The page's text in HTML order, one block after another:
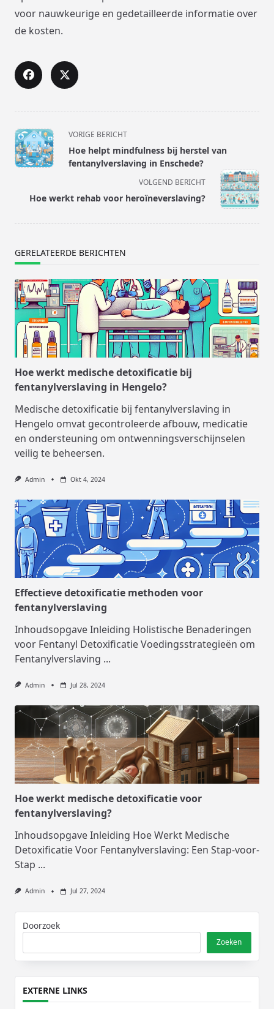
voor nauwkeurige en gedetailleerde informatie over
de kosten.
<span
class="nav-
subtitle
VORIGE BERICHT
Hoe helpt mindfulness bij herstel van
fentanylverslaving in Enschede?
VOLGEND BERICHT
Hoe werkt rehab voor heroïneverslaving?
GERELATEERDE BERICHTEN
Hoe werkt medische detoxificatie bij
fentanylverslaving in Hengelo?
Medische detoxificatie bij fentanylverslaving in
Hengelo omvat gecontroleerde afbouw, medicatie
en ondersteuning om ontwenningsverschijnselen
veilig te beheersen.
Admin Okt 4, 2024
Effectieve detoxificatie methoden voor
fentanylverslaving
Inhoudsopgave Inleiding Holistische Benaderingen
voor Fentanyl Detoxificatie Voedingsstrategieën om
Fentanylverslaving ...
Admin Jul 28, 2024
Hoe werkt medische detoxificatie voor
fentanylverslaving?
Inhoudsopgave Inleiding Hoe Werkt Medische
Detoxificatie Voor Fentanylverslaving: Een Stap-voor-
Stap ...
Admin Jul 27, 2024
Doorzoek
Zoeken
EXTERNE LINKS